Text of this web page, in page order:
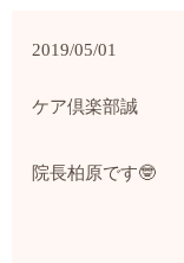
2019/05/01
ケア倶楽部誠
院長柏原です🤓